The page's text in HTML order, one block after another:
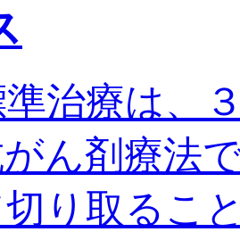
治療は、
ん剤療法
り取るこ